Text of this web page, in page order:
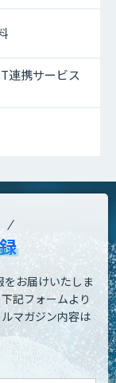
連携サービス
お届けいたしま
記フォームより
マガジン内容は